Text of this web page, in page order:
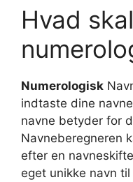
Hvad
Numerologisk
indtaste dine
navne betyder for
Navneberegneren
efter en
eget unikke navn